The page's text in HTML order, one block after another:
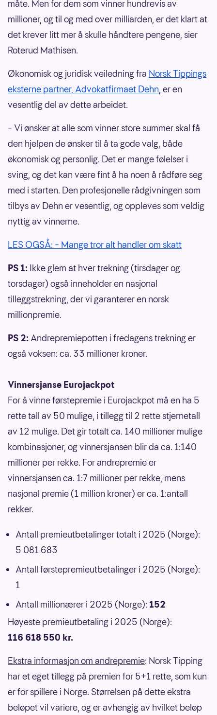
måte. Men for dem som vinner hundrevis av
millioner, og til og med over milliarden, er det klart at
det krever litt mer å skulle håndtere pengene, sier
Roterud Mathisen.
Økonomisk og juridisk veiledning fra Norsk Tippings
eksterne partner, Advokatfirmaet Dehn, er en
vesentlig del av dette arbeidet.
– Vi ønsker at alle som vinner store summer skal få
den hjelpen de ønsker til å ta gode valg, både
økonomisk og personlig. Det er mange følelser i
sving, og det kan være fint å ha noen å rådføre seg
med i starten. Den profesjonelle rådgivningen som
tilbys av Dehn er vesentlig, og oppleves som veldig
nyttig av vinnerne.
LES OGSÅ: – Mange tror alt handler om skatt
PS 1: Ikke glem at hver trekning (tirsdager og
torsdager) også inneholder en nasjonal
tilleggstrekning, der vi garanterer en norsk
millionpremie.
PS 2:Andrepremiepotten i fredagens trekning er
også voksen: ca. 33 millioner kroner.
Vinnersjanse Eurojackpot
For å vinne førstepremie i Eurojackpot må en ha 5
rette tall av 50 mulige, i tillegg til 2 rette stjernetall
av 12 mulige. Det gir totalt ca. 140 millioner mulige
kombinasjoner, og vinnersjansen blir da ca. 1:140
millioner per rekke. For andrepremie er
vinnersjansen ca. 1:7 millioner per rekke, mens
nasjonal premie (1 million kroner) er ca. 1:antall
rekker.
Antall premieutbetalinger totalt i 2025 (Norge):
5 081 683
Antall førstepremieutbetalinger i 2025 (Norge):
1
Antall millionærer i 2025 (Norge): 152
Høyeste premieutbetaling i 2025 (Norge):
116 618 550 kr.
Ekstra informasjon om andrepremie: Norsk Tipping
har et eget tillegg på premien for 5+1 rette, som kun
er for spillere i Norge. Størrelsen på dette ekstra
beløpet vil variere, og er avhengig av hvilket beløp